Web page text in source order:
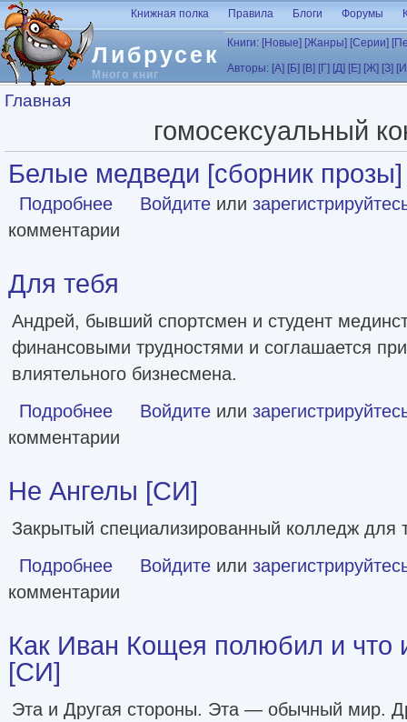
Перейти к основному содержанию
Либрусек
Много книг
Книжная полка Правила Блоги Форумы
Книги: [Новые] [Жанры] [Серии]
Авторы: [А] [Б] [В] [Г] [Д] [Е] [Ж] [З]
Вы здесь
Главная
гомосексуальный
Белые медведи [сборник прозы]
Подробнее о Белые медведи [сборник прозы]
Войдите или
комментарии
Для тебя
Андрей, бывший спортсмен и студент
финансовыми трудностями и соглашается
влиятельного бизнесмена.
Подробнее о Для тебя
Войдите или
комментарии
Не Ангелы [СИ]
Закрытый специализированный колледж для
Подробнее о Не Ангелы [СИ]
Войдите или
комментарии
Как Иван Кощея полюбил и что
[СИ]
Эта и Другая стороны. Эта — обычный мир.